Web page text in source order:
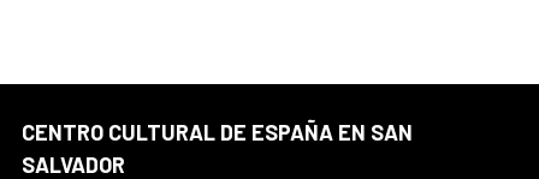
CENTRO CULTURAL DE ESPAÑA EN SAN
SALVADOR